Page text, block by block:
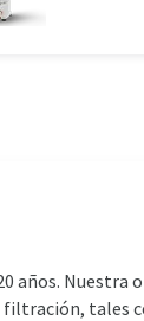
años. Nuestra
tales